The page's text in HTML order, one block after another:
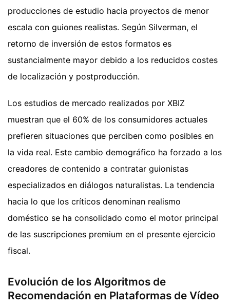
producciones de estudio hacia proyectos de menor
escala con guiones realistas. Según Silverman, el
retorno de inversión de estos formatos es
sustancialmente mayor debido a los reducidos costes
de localización y postproducción.
Los estudios de mercado realizados por XBIZ
muestran que el 60% de los consumidores actuales
prefieren situaciones que perciben como posibles en
la vida real. Este cambio demográfico ha forzado a los
creadores de contenido a contratar guionistas
especializados en diálogos naturalistas. La tendencia
hacia lo que los críticos denominan realismo
doméstico se ha consolidado como el motor principal
de las suscripciones premium en el presente ejercicio
fiscal.
Evolución de los Algoritmos de
Recomendación en Plataformas de Vídeo